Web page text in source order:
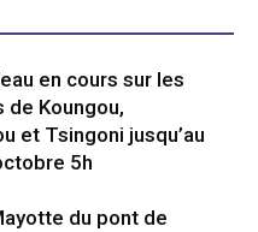
en cours sur les
de Koungou,
et Tsingoni jusqu’au
5h
du pont de